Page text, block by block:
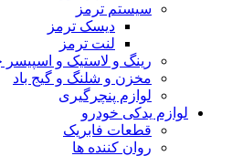
سیستم ترمز
دیسک ترمز
لنت ترمز
رینگ و لاستیک و اسپیسر
مخزن و شلنگ و گیج باد
لوازم پنچرگیری
لوازم یدکی خودرو
قطعات فابریک
روان کننده ها